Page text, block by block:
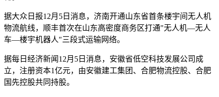
据大众日报12月5日消息，济南开通山东省首条楼宇间无人机
物流航线，顺丰首次在山东高密度商务区打通"无人机—无人
车—楼宇机器人"三段式运输网络。
据每日经济新闻12月5日消息，安徽省低空科技发展公司成
立，注册资本1亿元，由安徽建工集团、合肥物流控股、合肥
国先控股共同持股。